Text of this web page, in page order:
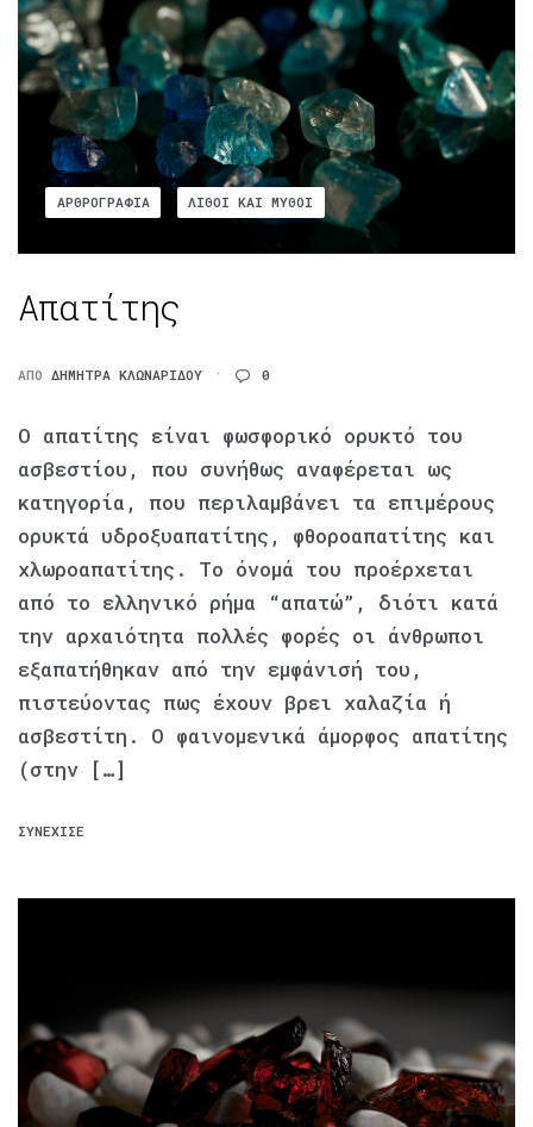
ΑΡΘΡΟΓΡΑΦΊΑ ΛΊΘΟΙ ΚΑΙ ΜΎΘΟΙ
Απατίτης
ΑΠΌ ΔΉΜΗΤΡΑ ΚΛΩΝΑΡΊΔΟΥ 0
Ο απατίτης είναι φωσφορικό ορυκτό του
ασβεστίου, που συνήθως αναφέρεται ως
κατηγορία, που περιλαμβάνει τα επιμέρους
ορυκτά υδροξυαπατίτης, φθοροαπατίτης και
χλωροαπατίτης. Το όνομά του προέρχεται
από το ελληνικό ρήμα “απατώ”, διότι κατά
την αρχαιότητα πολλές φορές οι άνθρωποι
εξαπατήθηκαν από την εμφάνισή του,
πιστεύοντας πως έχουν βρει χαλαζία ή
ασβεστίτη. Ο φαινομενικά άμορφος απατίτης
(στην […]
ΣΥΝΈΧΙΣΕ